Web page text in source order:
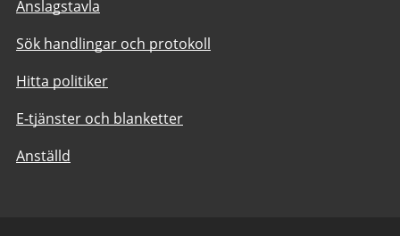
Anslagstavla
Sök handlingar och protokoll
Hitta politiker
E-tjänster och blanketter
Anställd